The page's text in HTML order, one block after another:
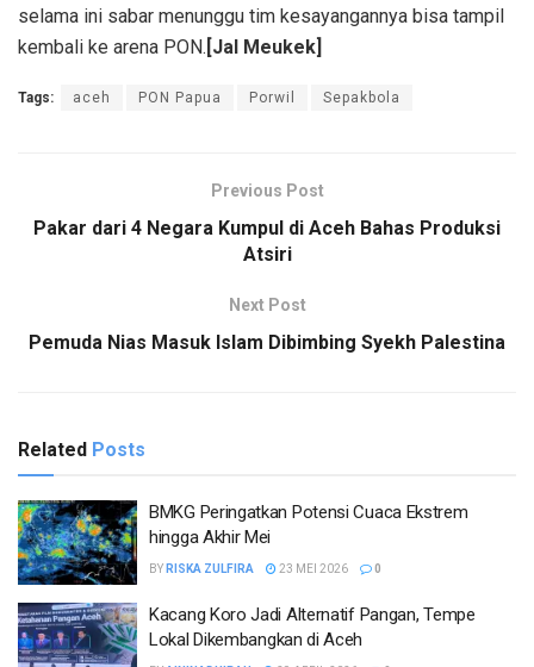
selama ini sabar menunggu tim kesayangannya bisa tampil
kembali ke arena PON. [Jal Meukek]
Tags: aceh PON Papua Porwil Sepakbola
Previous Post
Pakar dari 4 Negara Kumpul di Aceh Bahas Produksi
Atsiri
Next Post
Pemuda Nias Masuk Islam Dibimbing Syekh Palestina
Related Posts
BMKG Peringatkan Potensi Cuaca Ekstrem
hingga Akhir Mei
BY RISKA ZULFIRA 23 MEI 2026 0
Kacang Koro Jadi Alternatif Pangan, Tempe
Lokal Dikembangkan di Aceh